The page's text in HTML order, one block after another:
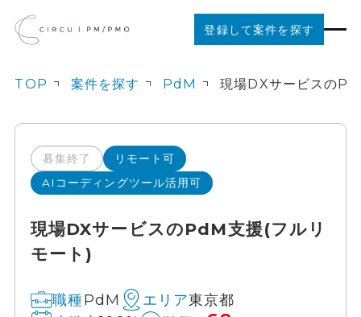
登録して案件を探す
ご利用の流れ
法人の方はこちら
TOP 案件を探す PdM
募集終了
リモート可
AIコーディングツール活用可
現場DXサービスのPdM支援(フルリ
モート)
職種PdM エリア東京都